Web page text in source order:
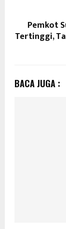
Pemkot
Tertinggi,
BACA JUGA :